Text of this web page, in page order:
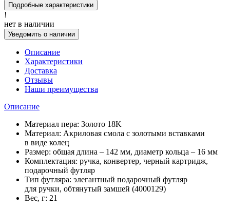
Подробные характеристики
!
нет в наличии
Уведомить о наличии
Описание
Характеристики
Доставка
Отзывы
Наши преимущества
Описание
Материал пера: Золото 18K
Материал: Акриловая смола с золотыми вставками
в виде колец
Размер: общая длина – 142 мм, диаметр кольца – 16 мм
Комплектация: ручка, конвертер, черный картридж,
подарочный футляр
Тип футляра: элегантный подарочный футляр
для ручки, обтянутый замшей (4000129)
Вес, г: 21